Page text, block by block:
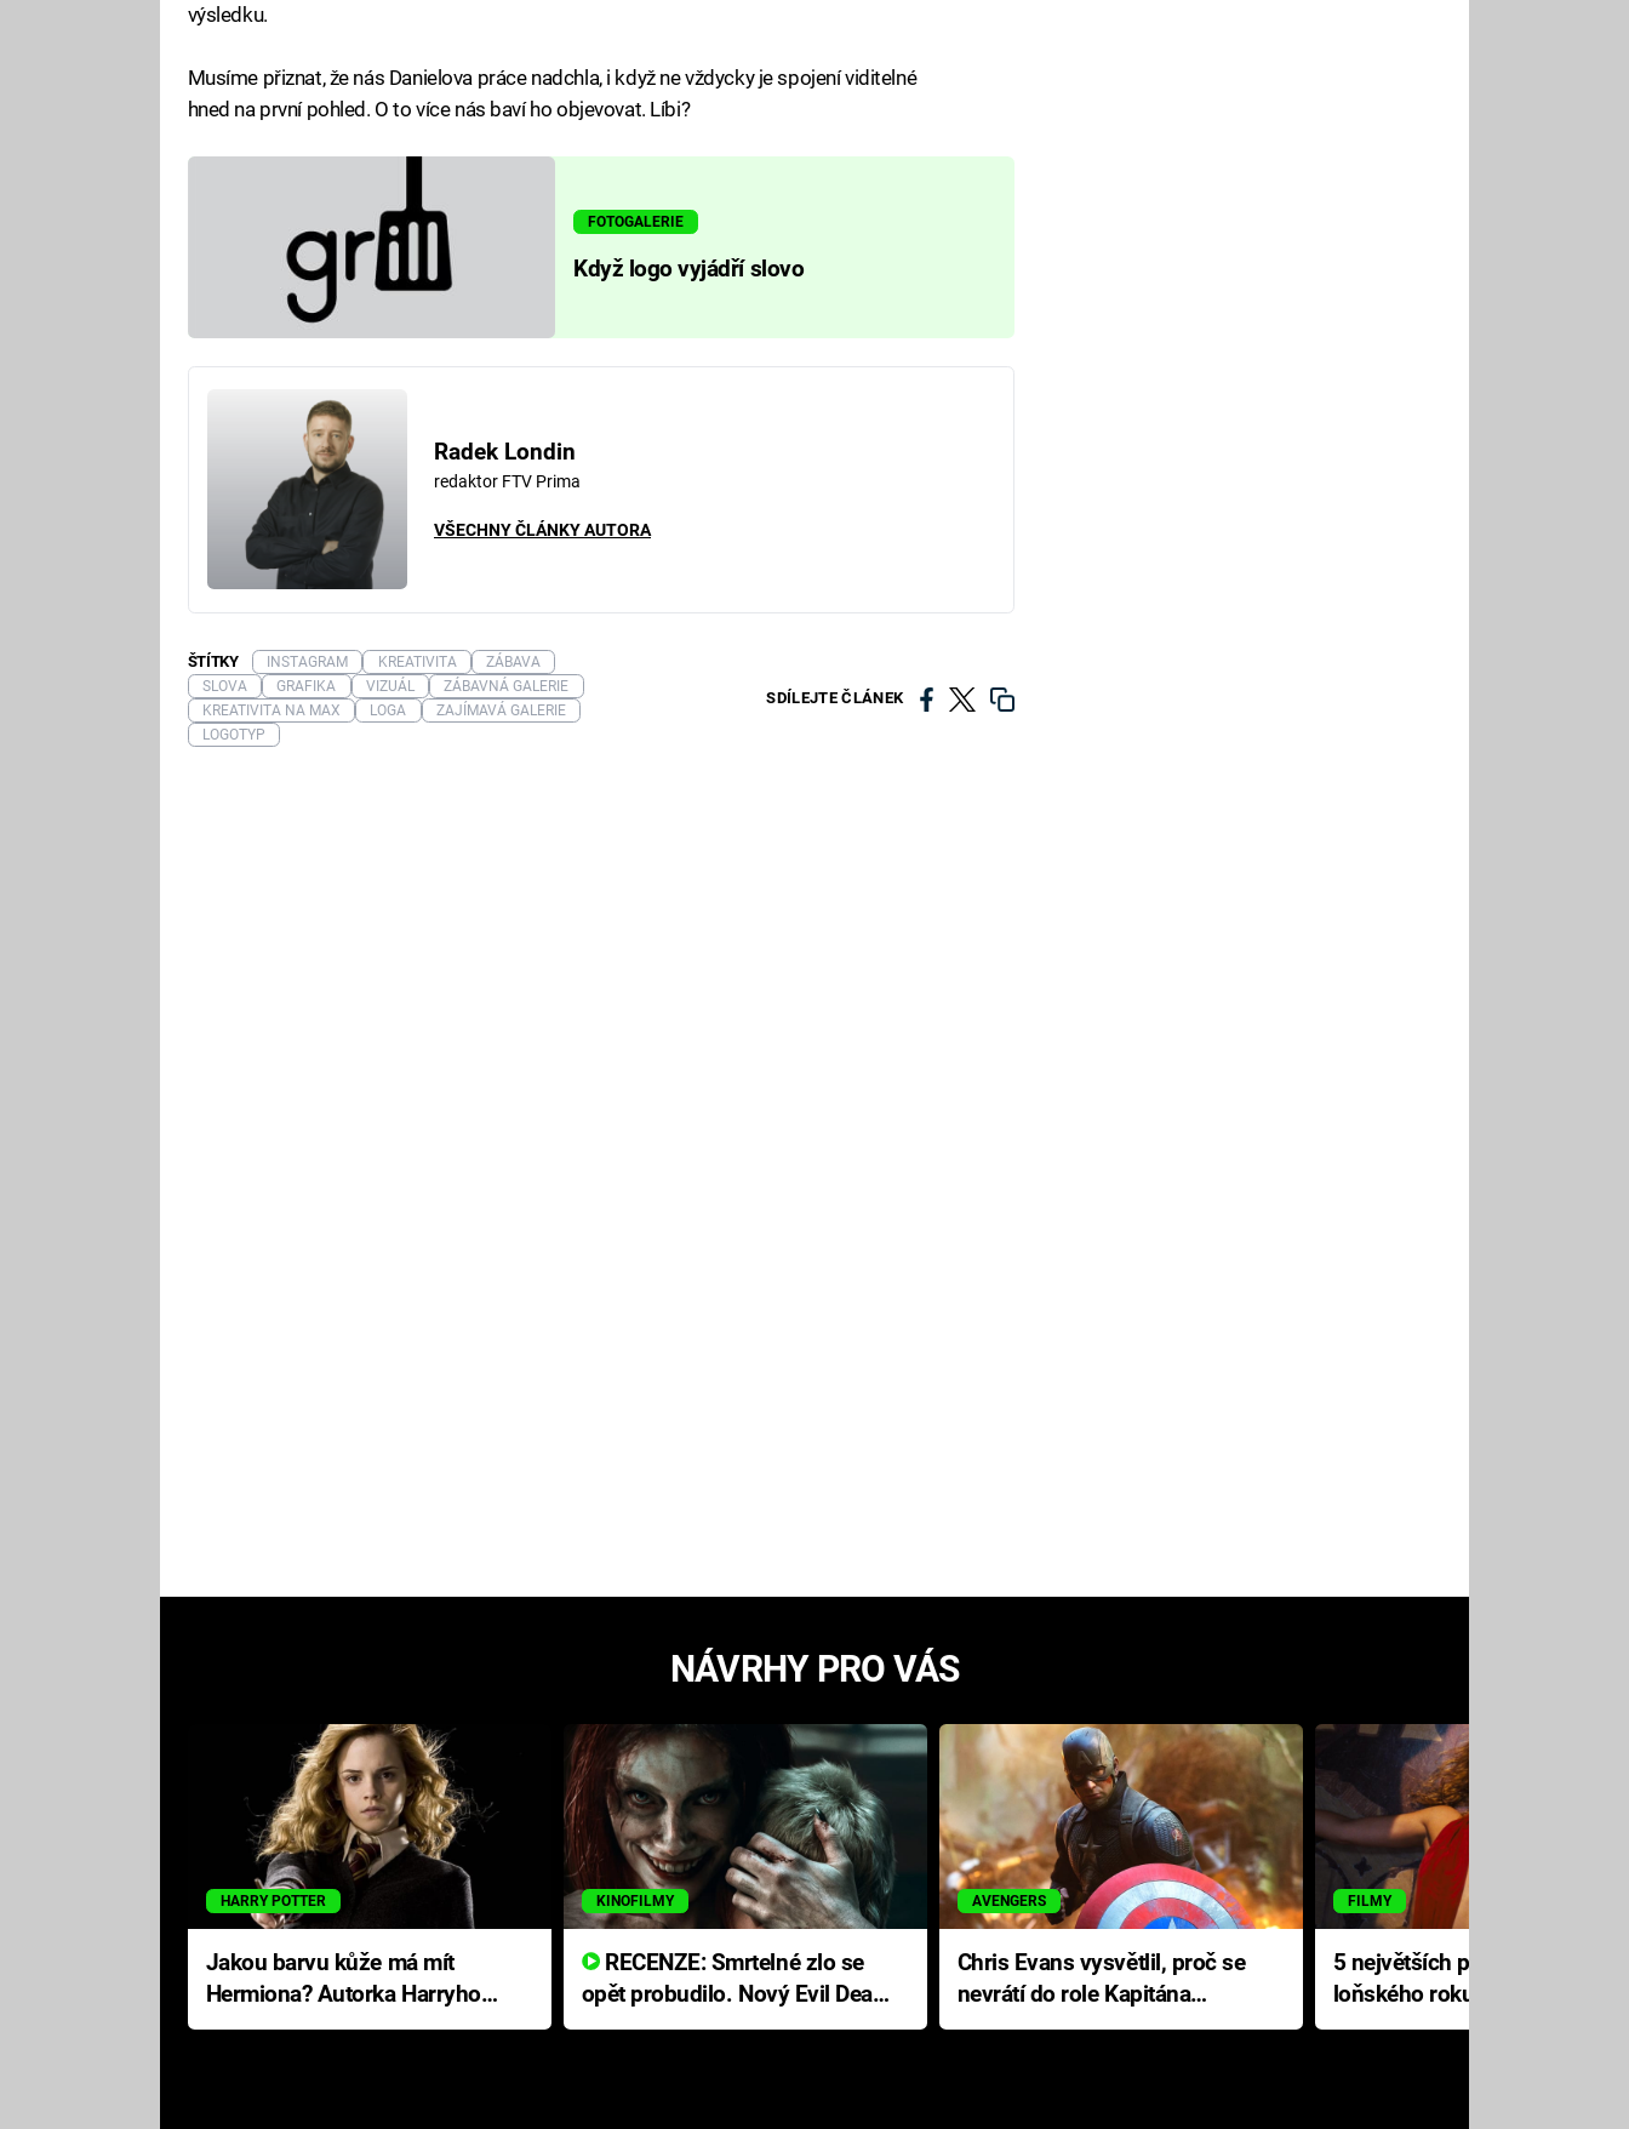
výsledku.
Musíme přiznat, že nás Danielova práce nadchla, i když ne vždycky je spojení viditelné
hned na první pohled. O to více nás baví ho objevovat. Líbi?
FOTOGALERIE
Když logo vyjádří slovo
Radek Londin
redaktor FTV Prima
VŠECHNY ČLÁNKY AUTORA
SDÍLEJTE ČLÁNEK
ŠTÍTKY INSTAGRAM KREATIVITA
ZÁBAVA
SLOVA
GRAFIKA VIZUÁL
ZÁBAVNÁ GALERIE
KREATIVITA NA MAX
LOGA
ZAJÍMAVÁ GALERIE
LOGOTYP
NÁVRHY PRO VÁS
HARRY POTTER
Jakou barvu kůže má mít
Hermiona? Autorka Harryho
Pottera přišla s ráznou
KINOFILMY
RECENZE: Smrtelné zlo se
opět probudilo. Nový Evil Dead
přichází s neodolatelnou
AVENGERS
Chris Evans vysvětlil, proč se
nevrátí do role Kapitána
Ameriky
FILMY
5 největších propadáků
loňského roku: Disney na
jediné katastrofě prodělal 200